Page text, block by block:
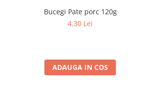
Bucegi Pate porc 120g
4,30 Lei
ADAUGA IN COS